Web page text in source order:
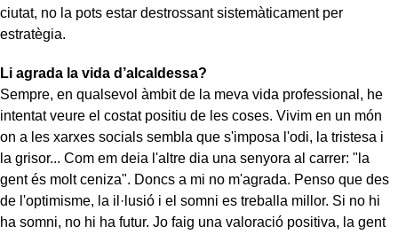
ciutat, no la pots estar destrossant sistemàticament per
estratègia.
Li agrada la vida d’alcaldessa?
Sempre, en qualsevol àmbit de la meva vida professional, he
intentat veure el costat positiu de les coses. Vivim en un món
on a les xarxes socials sembla que s'imposa l'odi, la tristesa i
la grisor... Com em deia l'altre dia una senyora al carrer: "la
gent és molt ceniza". Doncs a mi no m'agrada. Penso que des
de l'optimisme, la il·lusió i el somni es treballa millor. Si no hi
ha somni, no hi ha futur. Jo faig una valoració positiva, la gent